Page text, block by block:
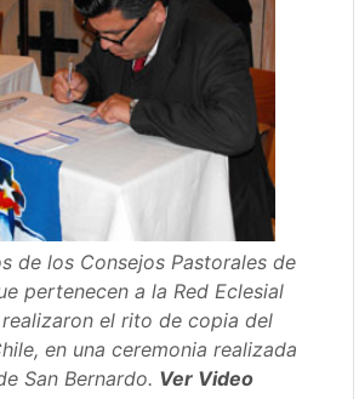
de los Consejos Pastorales de
pertenecen a la Red Eclesial
el rito de copia del
en una ceremonia realizada
San Bernardo. Ver Video